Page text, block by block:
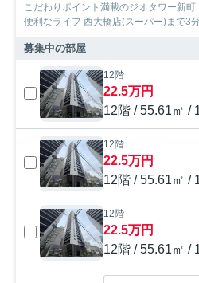
こだわりポイント満載のジオタワー新
便利なライフ 西大橋店(スーパー)まで3
募集中の部屋
12階
22.5万円
12階 / 55.61㎡ /
12階
22.5万円
12階 / 55.61㎡ /
12階
22.5万円
12階 / 55.61㎡ /